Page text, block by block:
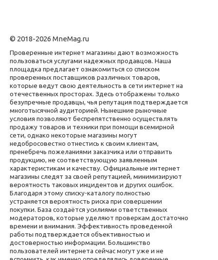
© 2018-2026 MneMag.ru
Проверенные интернет магазины дают возможность
пользоваться услугами надежных продавцов. Наша
площадка предлагает ознакомиться со списком
проверенных поставщиков различных товаров,
которые ведут свою деятельность в сети интернет на
отечественных просторах. Здесь отображены только
безупречные продавцы, чья репутация подтверждается
многотысячной аудиторией. Нынешние рыночные
условия позволяют беспрепятственно осуществлять
продажу товаров и техники при помощи всемирной
сети, однако некоторые магазины могут
недобросовестно отнестись к своим клиентам,
пренебречь пожеланиями заказчика или отправить
продукцию, не соответствующую заявленным
характеристикам и качеству. Официальные интернет
магазины следят за своей репутацией, минимизируют
вероятность таковых инцидентов и других ошибок.
Благодаря этому списку-каталогу полностью
устраняется вероятность риска при совершении
покупки. База создаётся усилиями ответственных
модераторов, которые уделяют проверкам достаточно
времени и внимания. Эффективность проведенной
работы подтверждается объективностью и
достоверностью информации. Большинство
пользователей интернета сейчас могут уже и не